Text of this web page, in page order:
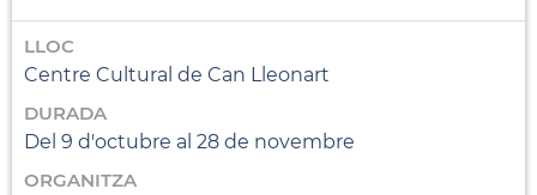
LLOC
Centre Cultural de Can Lleonart
DURADA
Del 9 d'octubre al 28 de novembre
ORGANITZA